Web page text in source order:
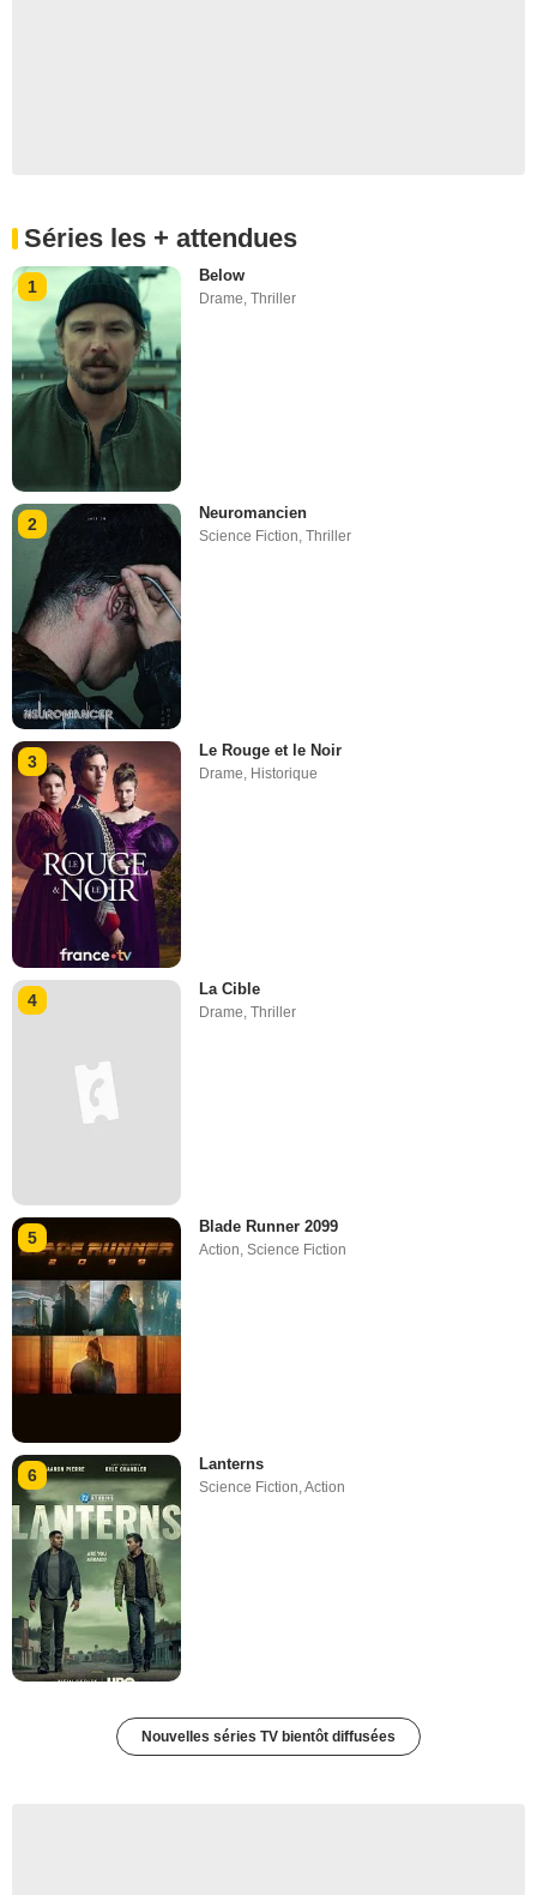
Séries les + attendues
1
Below
Drame ,Thriller
2
Neuromancien
Science Fiction,Thriller
3
Le Rouge et le Noir
Drame, Historique
4
La Cible
Drame ,Thriller
5
Blade Runner 2099
Action,Science Fiction
6
Lanterns
Science Fiction,Action
Nouvelles séries TV bientôt diffusées